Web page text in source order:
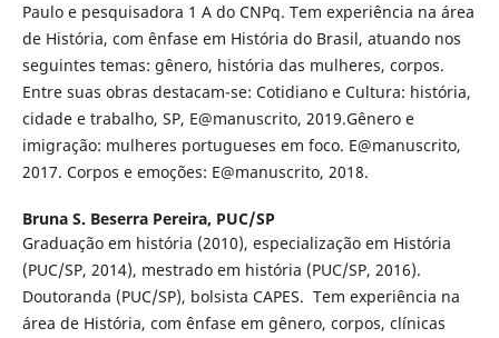
Paulo e pesquisadora 1 A do CNPq. Tem experiência na área
de História, com ênfase em História do Brasil, atuando nos
seguintes temas: gênero, história das mulheres, corpos.
Entre suas obras destacam-se: Cotidiano e Cultura: história,
cidade e trabalho, SP, E@manuscrito, 2019.Gênero e
imigração: mulheres portugueses em foco. E@manuscrito,
2017. Corpos e emoções: E@manuscrito, 2018.
Bruna S. Beserra Pereira, PUC/SP
Graduação em história (2010), especialização em História
(PUC/SP, 2014), mestrado em história (PUC/SP, 2016).
Doutoranda (PUC/SP), bolsista CAPES. Tem experiência na
área de História, com ênfase em gênero, corpos, clínicas